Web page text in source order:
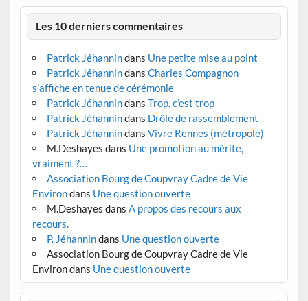
Les 10 derniers commentaires
Patrick Jéhannindans Une petite mise au point
Patrick Jéhannindans Charles Compagnon
s’affiche en tenue de cérémonie
Patrick Jéhannindans Trop, c’est trop
Patrick Jéhannindans Drôle de rassemblement
Patrick Jéhannindans Vivre Rennes (métropole)
M.Deshayes dans Une promotion au mérite,
vraiment ?…
Association Bourg de Coupvray Cadre de Vie
Environdans Une question ouverte
M.Deshayes dans A propos des recours aux
recours.
P. Jéhannindans Une question ouverte
Association Bourg de Coupvray Cadre de Vie
Environdans Une question ouverte